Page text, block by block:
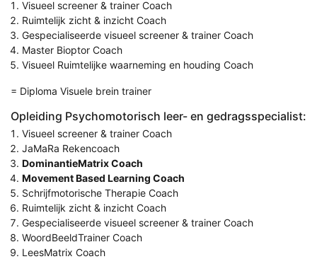
Visueel screener & trainer Coach
Ruimtelijk zicht & inzicht Coach
Gespecialiseerde visueel screener & trainer Coach
Master Bioptor Coach
Visueel Ruimtelijke waarneming en houding Coach
= Diploma Visuele brein trainer
Opleiding Psychomotorisch leer- en gedragsspecialist:
Visueel screener & trainer Coach
JaMaRa Rekencoach
DominantieMatrix Coach
Movement Based Learning Coach
Schrijfmotorische Therapie Coach
Ruimtelijk zicht & inzicht Coach
Gespecialiseerde visueel screener & trainer Coach
WoordBeeldTrainer Coach
LeesMatrix Coach